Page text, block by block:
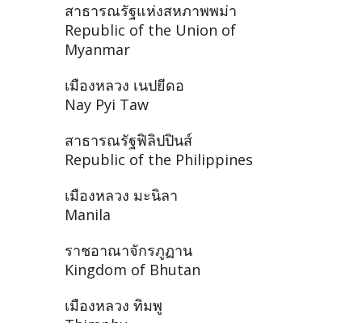
สาธารณรัฐแห่งสหภาพพม่า
Republic of the Union of
Myanmar
เมืองหลวง เนปยีดอ
Nay Pyi Taw
สาธารณรัฐฟิลิปปินส์
Republic of the Philippines
เมืองหลวง มะนิลา
Manila
ราชอาณาจักรภูฏาน
Kingdom of Bhutan
เมืองหลวง ทิมพู